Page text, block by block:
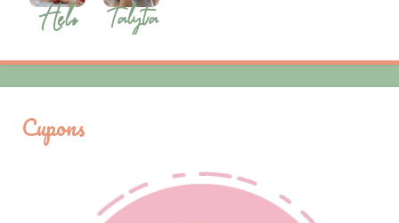
Cupons